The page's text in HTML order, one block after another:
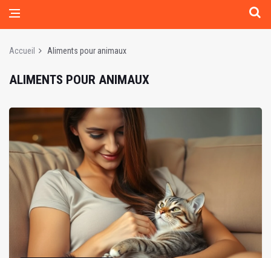
Accueil Aliments pour animaux
ALIMENTS POUR ANIMAUX